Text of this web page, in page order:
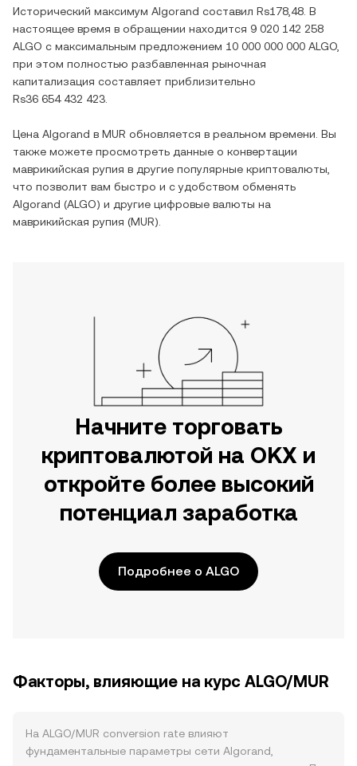
Исторический максимум Algorand составил Rs178,48 . В
настоящее время в обращении находится 9 020 142 258
ALGO с максимальным предложением 10 000 000 000 ALGO
при этом полностью разбавленная рыночная
капитализация составляет приблизительно
Rs36 654 432 423
Цена Algorand в MUR обновляется в реальном времени. Вы
также можете просмотреть данные о конвертации
маврикийская рупия в другие популярные криптовалюты,
что позволит вам быстро и с удобством обменять
Algorand (ALGO) и другие цифровые валюты на
маврикийская рупия (MUR).
Начните торговать
криптовалютой на OKX и
откройте более высокий
потенциал заработка
Подробнее о ALGO
Факторы, влияющие на курс ALGO/MUR
На ALGO/MUR conversion rate влияют
фундаментальные параметры сети Algorand,